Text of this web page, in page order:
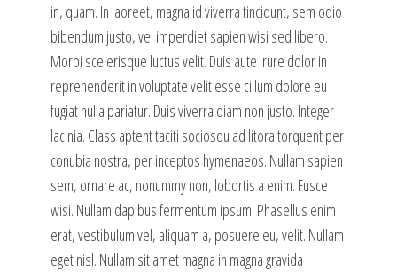
in, quam. In laoreet, magna id viverra tincidunt, sem odio
bibendum justo, vel imperdiet sapien wisi sed libero.
Morbi scelerisque luctus velit. Duis aute irure dolor in
reprehenderit in voluptate velit esse cillum dolore eu
fugiat nulla pariatur. Duis viverra diam non justo. Integer
lacinia. Class aptent taciti sociosqu ad litora torquent per
conubia nostra, per inceptos hymenaeos. Nullam sapien
sem, ornare ac, nonummy non, lobortis a enim. Fusce
wisi. Nullam dapibus fermentum ipsum. Phasellus enim
erat, vestibulum vel, aliquam a, posuere eu, velit. Nullam
eget nisl. Nullam sit amet magna in magna gravida